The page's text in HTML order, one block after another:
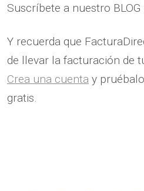
Suscríbete a nuestro BLOG
Y recuerda que
de llevar la facturación de
Crea una cuenta y
gratis.